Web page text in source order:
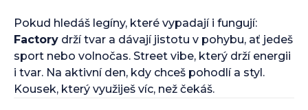
Pokud hledáš legíny, které vypadají i fungují:
Factory drží tvar a dávají jistotu v pohybu, ať jedeš
sport nebo volnočas. Street vibe, který drží energii
i tvar. Na aktivní den, kdy chceš pohodlí a styl.
Kousek, který využiješ víc, než čekáš.